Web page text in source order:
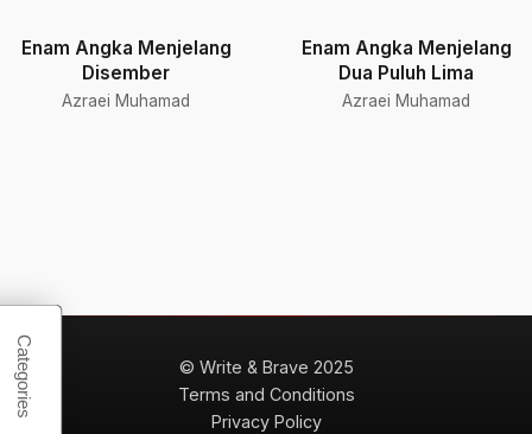
Enam Angka Menjelang
Disember
Azraei Muhamad
Enam Angka Menjelang
Dua Puluh Lima
Azraei Muhamad
© Write & Brave 2025
Terms and Conditions
Privacy Policy